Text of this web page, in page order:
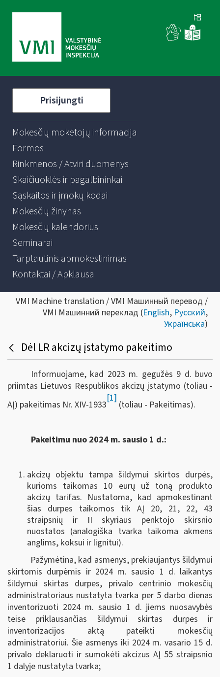
Prisijungti
Mokesčių mokėtojų informacija
Formos
Rinkmenos / Atviri duomenys
Skaičiuoklės ir pagalbininkai
Sąskaitos ir įmokų kodai
Mokesčių žinynas
Mokesčių kalendorius
Seminarai
Tarptautinis apmokestinimas
Kontaktai / Apklausa
VMI Machine translation / VMI Машинный перевод /
VMI Машинний переклад (English, Русский,
Українська)
Dėl LR akcizų įstatymo pakeitimo
Informuojame, kad 2023 m. gegužės 9 d. buvo
priimtas Lietuvos Respublikos akcizų įstatymo (toliau -
AĮ) pakeitimas Nr. XIV-1933
[1]
(toliau - Pakeitimas).
Pakeitimu nuo 2024 m. sausio 1 d.:
akcizų objektu tampa šildymui skirtos durpės,
kurioms taikomas 10 eurų už toną produkto
akcizų tarifas. Nustatoma, kad apmokestinant
šias durpes taikomos tik AĮ 20, 21, 22, 43
straipsnių ir II skyriaus penktojo skirsnio
nuostatos (analogiška tvarka taikoma akmens
anglims, koksui ir lignitui).
Pažymėtina, kad asmenys, prekiaujantys šildymui
skirtomis durpėmis ir 2024 m. sausio 1 d. laikantys
šildymui skirtas durpes, privalo centrinio mokesčių
administratoriaus nustatyta tvarka per 5 darbo dienas
inventorizuoti 2024 m. sausio 1 d. jiems nuosavybės
teise priklausančias šildymui skirtas durpes ir
inventorizacijos aktą pateikti mokesčių
administratoriui. Šie asmenys iki 2024 m. vasario 15 d.
privalo deklaruoti ir sumokėti akcizus AĮ 55 straipsnio
1 dalyje nustatyta tvarka;